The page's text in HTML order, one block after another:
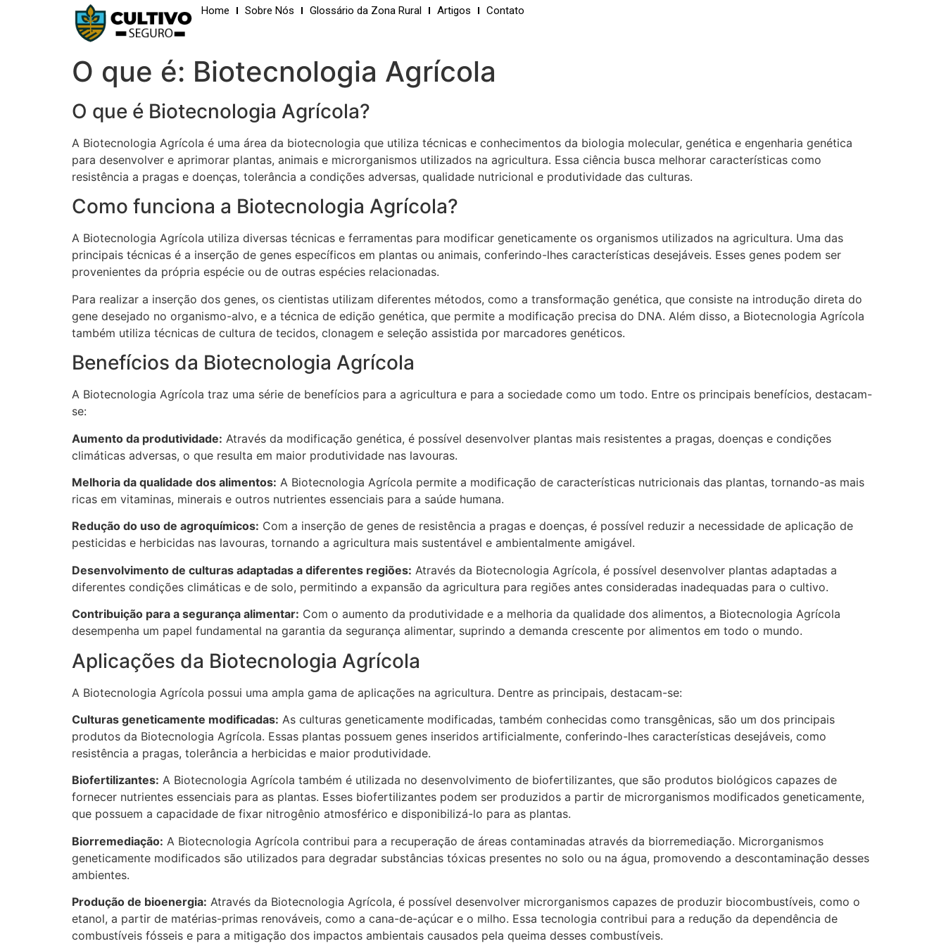
Home Sobre Nós Glossário da Zona Rural Artigos Contato
O que é: Biotecnologia Agrícola
O que é Biotecnologia Agrícola?
A Biotecnologia Agrícola é uma área da biotecnologia que utiliza técnicas e conhecimentos da biologia molecular, genética e engenharia genética
para desenvolver e aprimorar plantas, animais e microrganismos utilizados na agricultura. Essa ciência busca melhorar características como
resistência a pragas e doenças, tolerância a condições adversas, qualidade nutricional e produtividade das culturas.
Como funciona a Biotecnologia Agrícola?
A Biotecnologia Agrícola utiliza diversas técnicas e ferramentas para modificar geneticamente os organismos utilizados na agricultura. Uma das
principais técnicas é a inserção de genes específicos em plantas ou animais, conferindo-lhes características desejáveis. Esses genes podem ser
provenientes da própria espécie ou de outras espécies relacionadas.
Para realizar a inserção dos genes, os cientistas utilizam diferentes métodos, como a transformação genética, que consiste na introdução direta do
gene desejado no organismo-alvo, e a técnica de edição genética, que permite a modificação precisa do DNA. Além disso, a Biotecnologia Agrícola
também utiliza técnicas de cultura de tecidos, clonagem e seleção assistida por marcadores genéticos.
Benefícios da Biotecnologia Agrícola
A Biotecnologia Agrícola traz uma série de benefícios para a agricultura e para a sociedade como um todo. Entre os principais benefícios, destacam-
se:
Aumento da produtividade: Através da modificação genética, é possível desenvolver plantas mais resistentes a pragas, doenças e condições
climáticas adversas, o que resulta em maior produtividade nas lavouras.
Melhoria da qualidade dos alimentos: A Biotecnologia Agrícola permite a modificação de características nutricionais das plantas, tornando-as mais
ricas em vitaminas, minerais e outros nutrientes essenciais para a saúde humana.
Redução do uso de agroquímicos: Com a inserção de genes de resistência a pragas e doenças, é possível reduzir a necessidade de aplicação de
pesticidas e herbicidas nas lavouras, tornando a agricultura mais sustentável e ambientalmente amigável.
Desenvolvimento de culturas adaptadas a diferentes regiões: Através da Biotecnologia Agrícola, é possível desenvolver plantas adaptadas a
diferentes condições climáticas e de solo, permitindo a expansão da agricultura para regiões antes consideradas inadequadas para o cultivo.
Contribuição para a segurança alimentar: Com o aumento da produtividade e a melhoria da qualidade dos alimentos, a Biotecnologia Agrícola
desempenha um papel fundamental na garantia da segurança alimentar, suprindo a demanda crescente por alimentos em todo o mundo.
Aplicações da Biotecnologia Agrícola
A Biotecnologia Agrícola possui uma ampla gama de aplicações na agricultura. Dentre as principais, destacam-se:
Culturas geneticamente modificadas: As culturas geneticamente modificadas, também conhecidas como transgênicas, são um dos principais
produtos da Biotecnologia Agrícola. Essas plantas possuem genes inseridos artificialmente, conferindo-lhes características desejáveis, como
resistência a pragas, tolerância a herbicidas e maior produtividade.
Biofertilizantes: A Biotecnologia Agrícola também é utilizada no desenvolvimento de biofertilizantes, que são produtos biológicos capazes de
fornecer nutrientes essenciais para as plantas. Esses biofertilizantes podem ser produzidos a partir de microrganismos modificados geneticamente,
que possuem a capacidade de fixar nitrogênio atmosférico e disponibilizá-lo para as plantas.
Biorremediação: A Biotecnologia Agrícola contribui para a recuperação de áreas contaminadas através da biorremediação. Microrganismos
geneticamente modificados são utilizados para degradar substâncias tóxicas presentes no solo ou na água, promovendo a descontaminação desses
ambientes.
Produção de bioenergia: Através da Biotecnologia Agrícola, é possível desenvolver microrganismos capazes de produzir biocombustíveis, como o
etanol, a partir de matérias-primas renováveis, como a cana-de-açúcar e o milho. Essa tecnologia contribui para a redução da dependência de
combustíveis fósseis e para a mitigação dos impactos ambientais causados pela queima desses combustíveis.